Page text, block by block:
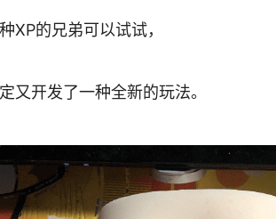
XP的兄弟可以试试，
又开发了一种全新的玩法。